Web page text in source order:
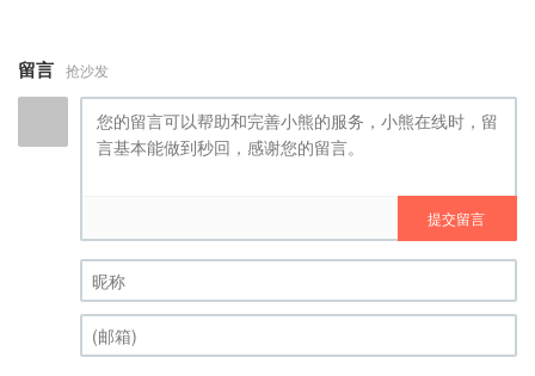
留言 抢沙发
提交留言
昵称 (必填)